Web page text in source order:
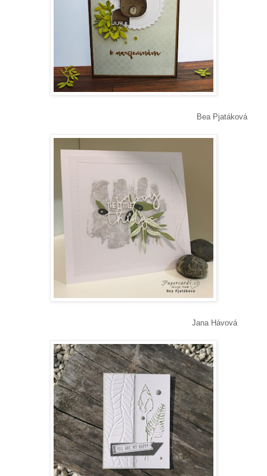
Bea Pjatáková
Jana Hávová